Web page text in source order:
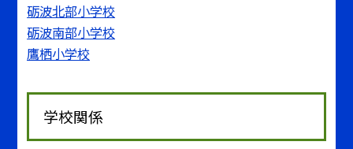
砺波北部小学校
砺波南部小学校
鷹栖小学校
学校関係